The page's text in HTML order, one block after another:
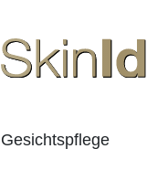
Gesichtspflege